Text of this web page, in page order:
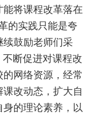
将课程改革落在
的实践只能是夸
续鼓励老师们采
断促进对课程改
网络资源，经常
改动态，扩大自
的理论素养，以